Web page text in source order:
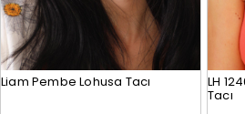
Liam Pembe Lohusa Tacı LH
Tacı